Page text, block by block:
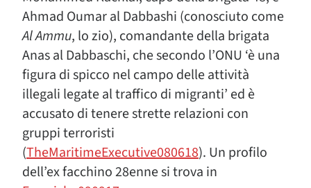
Ahmad Oumar al Dabbashi (conosciuto come
Al Ammu, lo zio), comandante della brigata
Anas al Dabbaschi, che secondo l’ONU ‘è una
figura di spicco nel campo delle attività
illegali legate al traffico di migranti’ ed è
accusato di tenere strette relazioni con
gruppi terroristi
(TheMaritimeExecutive080618). Un profilo
dell’ex facchino 28enne si trova in